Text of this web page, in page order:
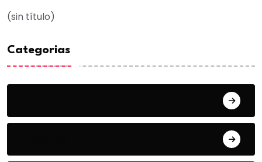
(sin título)
Categorias